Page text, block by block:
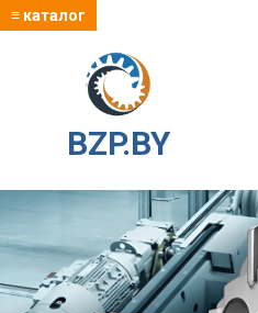
≡ каталог
BZP.BY